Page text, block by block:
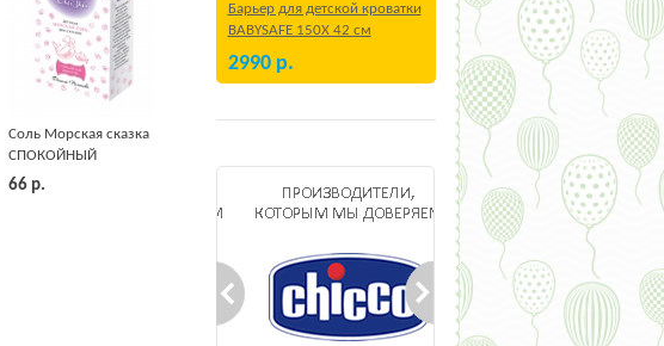
Соль Морская сказка
СПОКОЙНЫЙ
ЖИВОТИК Фенхель и
66 р.
Барьер для детской кроватки
BABYSAFE 150Х 42 см
Бежевый
2990 р.